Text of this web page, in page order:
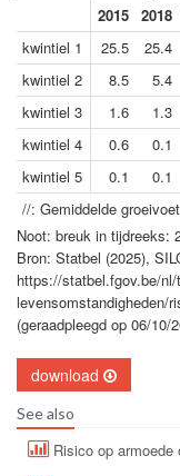
2015 2018
kwintiel 1
25.5 25.4
kwintiel 2
8.5 5.4
kwintiel 3
1.6 1.3
kwintiel 4
0.6 0.1
kwintiel 5
0.1 0.1
//: Gemiddelde
Noot: breuk in tijdreeks:
Bron: Statbel (2025),
https://statbel.fgov.be/
levensomstandigheden/
(geraadpleegd op 06/10/
download
See also
Risico op